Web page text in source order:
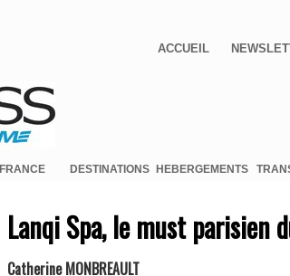
ACCUEIL
FRANCE DESTINATIONS HEBERGEMENTS
Lanqi Spa, le must parisien
Catherine MONBREAULT